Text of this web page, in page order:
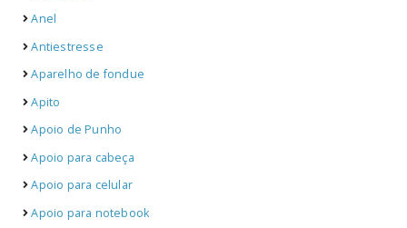
Anel
Antiestresse
Aparelho de fondue
Apito
Apoio de Punho
Apoio para cabeça
Apoio para celular
Apoio para notebook